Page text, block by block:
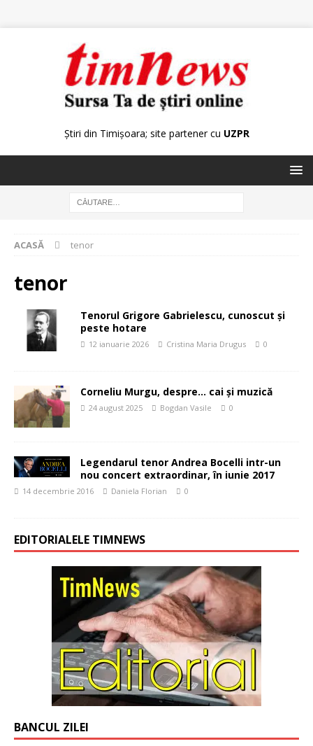
Știri din Timișoara; site partener cu UZPR
ACASĂ tenor
tenor
Tenorul Grigore Gabrielescu, cunoscut și
peste hotare
12 ianuarie 2026 Cristina Maria Drugus 0
Corneliu Murgu, despre… cai și muzică
24 august 2025 Bogdan Vasile 0
Legendarul tenor Andrea Bocelli intr-un
nou concert extraordinar, în iunie 2017
14 decembrie 2016 Daniela Florian 0
EDITORIALELE TIMNEWS
BANCUL ZILEI